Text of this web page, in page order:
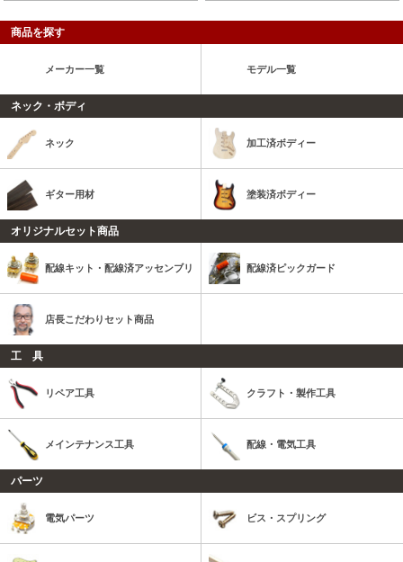
商品を探す
メーカー一覧 モデル一覧
ネック・ボディ
ネック 加工済ボディー
ギター用材 塗装済ボディー
オリジナルセット商品
配線キット・配線済アッセンブリ 配線済ピックガード
店長こだわりセット商品
工 具
リペア工具 クラフト・製作工具
メインテナンス工具 配線・電気工具
パーツ
電気パーツ ビス・スプリング